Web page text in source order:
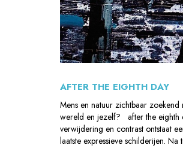
AFTER THE EIGHTH DAY
Mens en natuur zichtbaar
wereld en jezelf? after the eighth
verwijdering en contrast ontstaat
laatste expressieve schilderijen. Na